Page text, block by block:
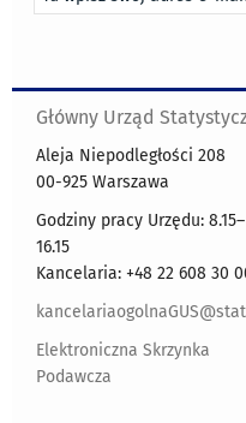
Główny Urząd
Aleja Niepodległości 208
00-925 Warszawa
Godziny pracy Urzędu: 8.15–
16.15
Kancelaria: +48 22 608 30
Elektroniczna Skrzynka
Podawcza